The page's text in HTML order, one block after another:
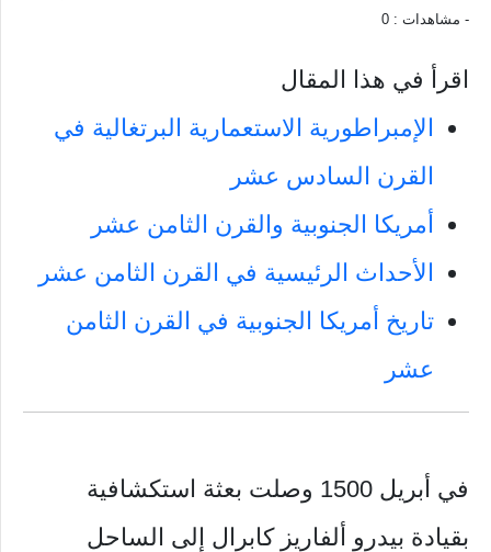
- مشاهدات : 0
اقرأ في هذا المقال
الإمبراطورية الاستعمارية البرتغالية في
القرن السادس عشر
أمريكا الجنوبية والقرن الثامن عشر
الأحداث الرئيسية في القرن الثامن عشر
تاريخ أمريكا الجنوبية في القرن الثامن
عشر
في أبريل 1500 وصلت بعثة استكشافية
بقيادة بيدرو ألفاريز كابرال إلى الساحل